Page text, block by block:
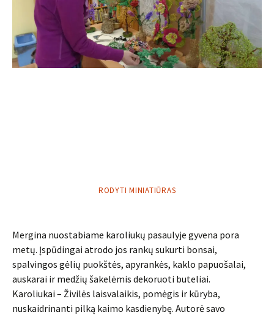
RODYTI MINIATIŪRAS
Mergina nuostabiame karoliukų pasaulyje gyvena pora
metų. Įspūdingai atrodo jos rankų sukurti bonsai,
spalvingos gėlių puokštės, apyrankės, kaklo papuošalai,
auskarai ir medžių šakelėmis dekoruoti buteliai.
Karoliukai – Živilės laisvalaikis, pomėgis ir kūryba,
nuskaidrinanti pilką kaimo kasdienybę. Autorė savo